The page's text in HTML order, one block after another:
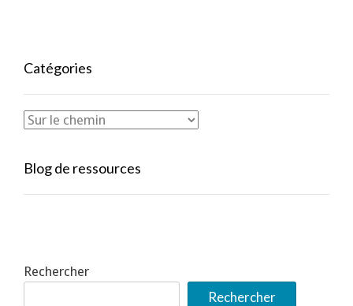
Catégories
Blog de ressources
Rechercher
Rechercher